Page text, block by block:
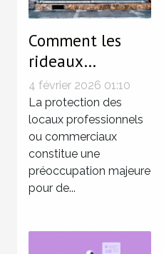
Comment les
rideaux
métalliques
renforcent-ils la
sécurité des
locaux ?
4 février 2026 01:10
La protection des
locaux professionnels
ou commerciaux
constitue une
préoccupation majeure
pour de...